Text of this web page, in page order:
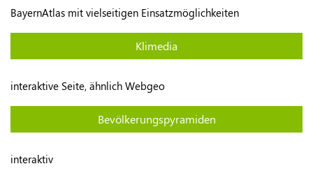
BayernAtlas mit vielseitigen Einsatzmöglichkeiten
Klimedia
interaktive Seite, ähnlich Webgeo
Bevölkerungspyramiden
interaktiv